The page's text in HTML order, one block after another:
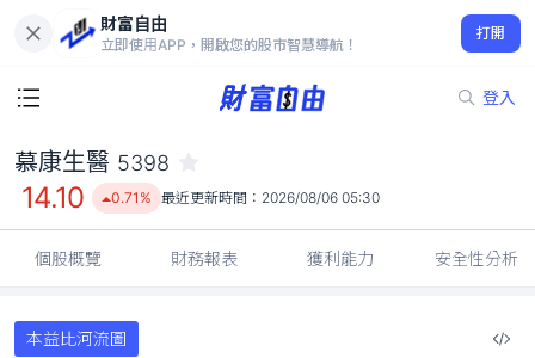
財富自由
立即使用APP，開啟您的股市智慧導航！
打開
登入
14.10
0.71%
慕康生醫 5398
14.10 0.71% 最近更新時間： 2026/08/06 05:30
個股概覽 財務報表 獲利能力 安全性分析
本益比河流圖